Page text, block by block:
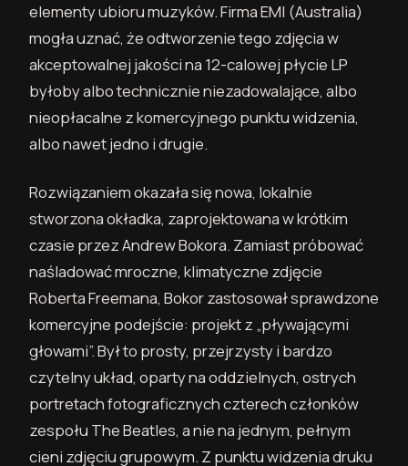
elementy ubioru muzyków. Firma EMI (Australia)
mogła uznać, że odtworzenie tego zdjęcia w
akceptowalnej jakości na 12-calowej płycie LP
byłoby albo technicznie niezadowalające, albo
nieopłacalne z komercyjnego punktu widzenia,
albo nawet jedno i drugie.
Rozwiązaniem okazała się nowa, lokalnie
stworzona okładka, zaprojektowana w krótkim
czasie przez Andrew Bokora. Zamiast próbować
naśladować mroczne, klimatyczne zdjęcie
Roberta Freemana, Bokor zastosował sprawdzone
komercyjne podejście: projekt z „pływającymi
głowami”. Był to prosty, przejrzysty i bardzo
czytelny układ, oparty na oddzielnych, ostrych
portretach fotograficznych czterech członków
zespołu The Beatles, a nie na jednym, pełnym
cieni zdjęciu grupowym. Z punktu widzenia druku